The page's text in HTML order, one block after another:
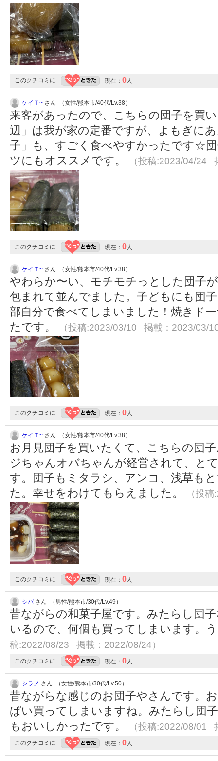
このクチコミに 現在： 0人
ケイＴ~ さん （女性/熊本市/40代/Lv.38）
来客があったので、こちらの団子を買
辺」は我が家の定番ですが、よもぎに
子」も、すごく食べやすかったです☆
ツにもオススメです。
（投稿:2023/04/24
このクチコミに 現在： 0人
ケイＴ~ さん （女性/熊本市/40代/Lv.38）
やわらか〜い、モチモチっとした団子
包まれて並んでました。子どもにも団
部自分で食べてしまいました！焼きド
たです。
（投稿:2023/03/10 掲載：2023/03/
このクチコミに 現在： 0人
ケイＴ~ さん （女性/熊本市/40代/Lv.38）
お月見団子を買いたくて、こちらの団
ジちゃんオバちゃんが経営されて、と
す。団子もミタラシ、アンコ、浅草も
た。幸せをわけてもらえました。
（投
このクチコミに 現在： 0人
シバさん （男性/熊本市/30代/Lv.49）
昔ながらの和菓子屋です。みたらし団
いるので、何個も買ってしまいます。
稿:2022/08/23 掲載：2022/08/24）
このクチコミに 現在： 0人
シラノ さん （女性/熊本市/30代/Lv.50）
昔ながらな感じのお団子やさんです。
ぱい買ってしまいますね。みたらし団
もおいしかったです。
（投稿:2022/08/01
このクチコミに 現在： 0人